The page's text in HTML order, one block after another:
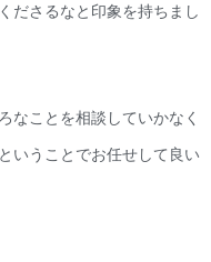
ださるなと印象を持ちまし
なことを相談していかなく
いうことでお任せして良い